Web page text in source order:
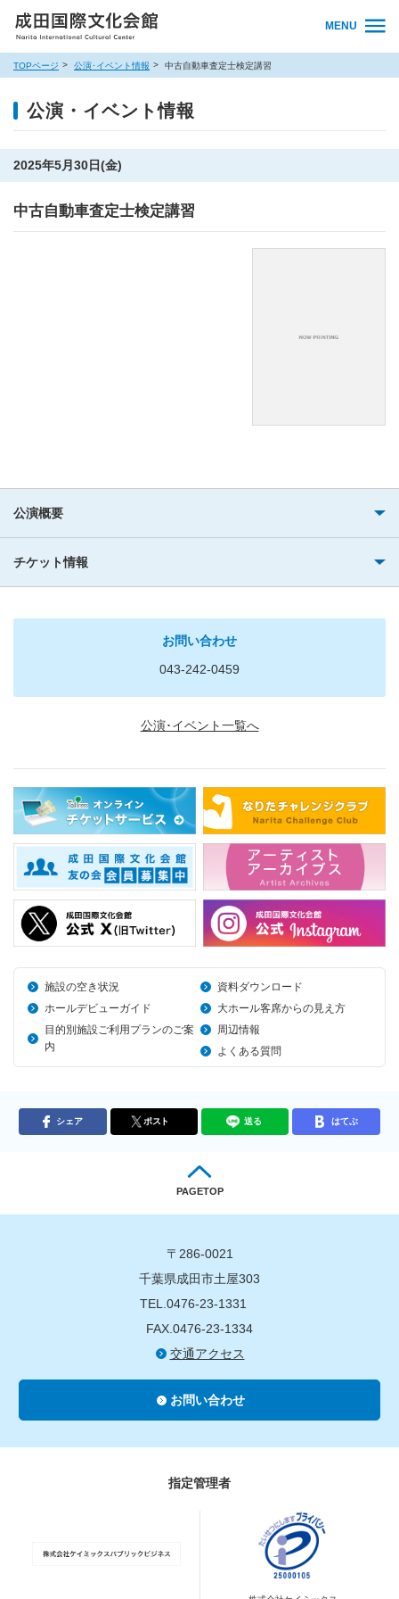
MENU
TOPページ 公演･イベント情報 中古自動車査定士検定講習
公演・イベント情報
2025年5月30日(金)
中古自動車査定士検定講習
公演概要
チケット情報
お問い合わせ
043-242-0459
公演･イベント一覧へ
施設の空き状況
資料ダウンロード
ホールデビューガイド
大ホール客席からの見え方
目的別施設ご利用プランのご案
内
周辺情報
よくある質問
シェア ポスト 送る はてぶ
PAGETOP
〒286-0021
千葉県成田市土屋303
TEL.0476-23-1331
FAX.0476-23-1334
交通アクセス
お問い合わせ
指定管理者